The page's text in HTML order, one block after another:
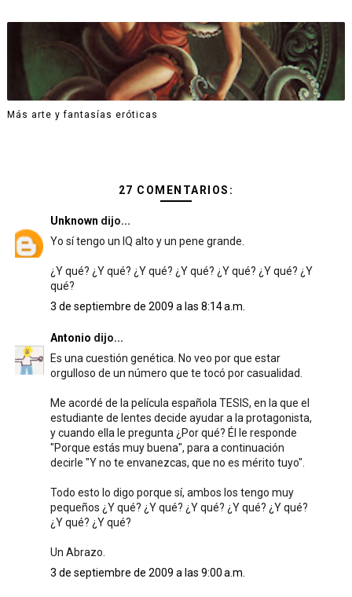
Más arte y fantasías eróticas
27 COMENTARIOS:
Unknown dijo...
Yo sí tengo un IQ alto y un pene grande.
¿Y qué? ¿Y qué? ¿Y qué? ¿Y qué? ¿Y qué? ¿Y qué? ¿Y
qué?
3 de septiembre de 2009 a las 8:14 a.m.
Antonio dijo...
Es una cuestión genética. No veo por que estar
orgulloso de un número que te tocó por casualidad.
Me acordé de la película española TESIS, en la que el
estudiante de lentes decide ayudar a la protagonista,
y cuando ella le pregunta ¿Por qué? Él le responde
"Porque estás muy buena", para a continuación
decirle "Y no te envanezcas, que no es mérito tuyo".
Todo esto lo digo porque sí, ambos los tengo muy
pequeños ¿Y qué? ¿Y qué? ¿Y qué? ¿Y qué? ¿Y qué?
¿Y qué? ¿Y qué?
Un Abrazo.
3 de septiembre de 2009 a las 9:00 a.m.